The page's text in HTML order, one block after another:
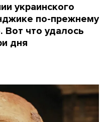
украинского
по-прежнему
Вот что удалось
дня